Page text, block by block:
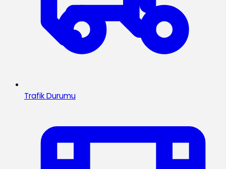
Trafik Durumu